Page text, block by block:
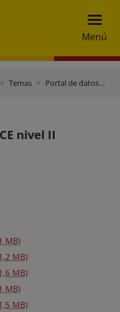
Menú
Temas Portal de datos e inventarios
nivel II
MB)
MB)
MB)
MB)
MB)